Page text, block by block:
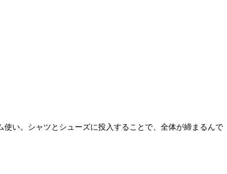
い。シャツとシューズに投入することで、全体が締まるんで